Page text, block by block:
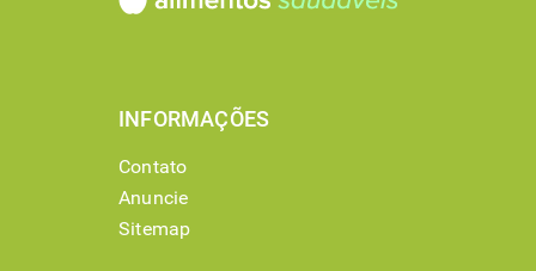
INFORMAÇÕES
Contato
Anuncie
Sitemap